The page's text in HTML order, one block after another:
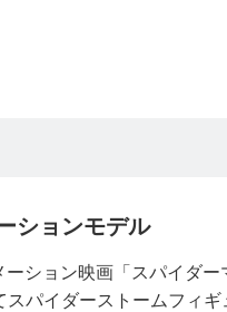
ションモデル
ション映画「スパイダ
パイダーストームフィ